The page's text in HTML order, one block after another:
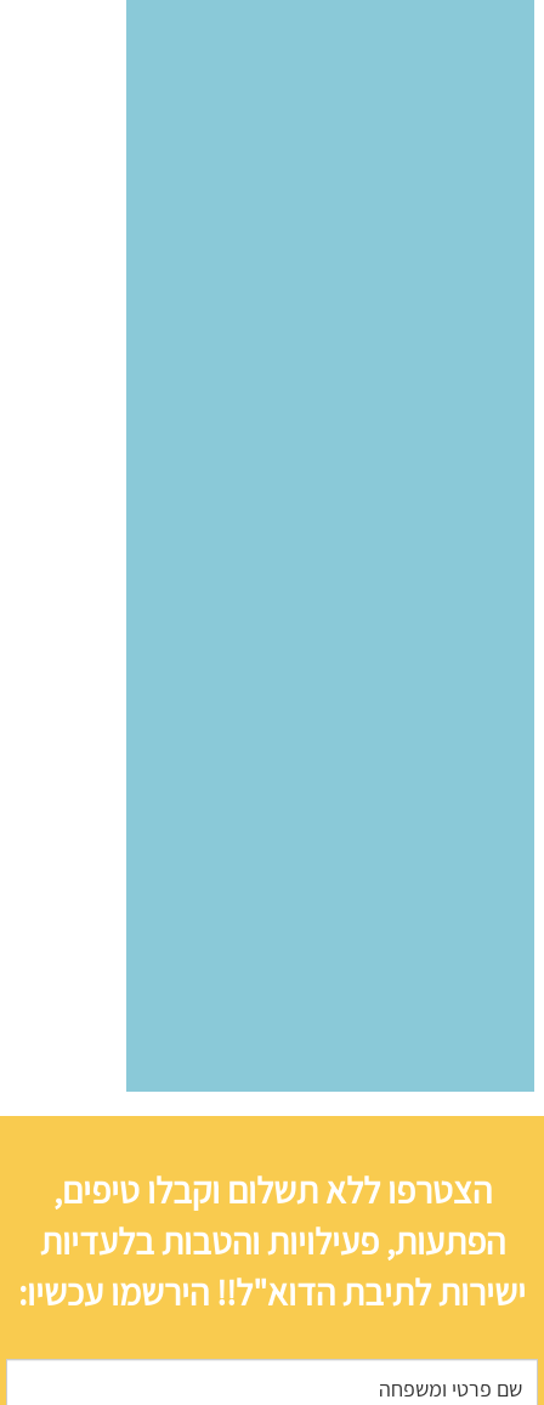
הצטרפו ללא תשלום וקבלו טיפים,
הפתעות, פעילויות והטבות בלעדיות
ישירות לתיבת הדוא"ל!! הירשמו עכשיו: